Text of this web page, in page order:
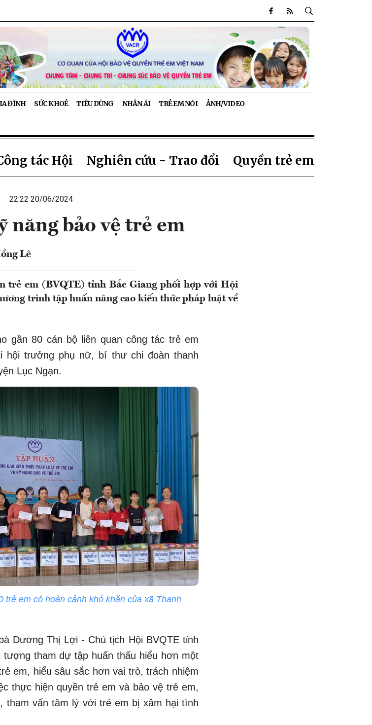
ĐÌNH SỨC KHOẺ TIÊU DÙNG NHÂN ÁI TRẺ EM NÓI ẢNH/VIDEO
tác Hội Nghiên cứu - Trao đổi Quyền trẻ em
22:22 20/06/2024
năng bảo vệ trẻ em
Lê
trẻ em (BVQTE) tỉnh Bắc Giang phối hợp với Hội
trình tập huấn nâng cao kiến thức pháp luật về
gần 80 cán bộ liên quan công tác trẻ em
hội trưởng phụ nữ, bí thư chi đoàn thanh
Lục Ngạn.
trẻ em có hoàn cảnh khó khăn của xã Thanh
Dương Thị Lợi - Chủ tịch Hội BVQTE tỉnh
tượng tham dự tập huấn thấu hiểu hơn một
em, hiểu sâu sắc hơn vai trò, trách nhiệm
thực hiện quyền trẻ em và bảo vệ trẻ em,
tham vấn tâm lý với trẻ em bị xâm hại tình